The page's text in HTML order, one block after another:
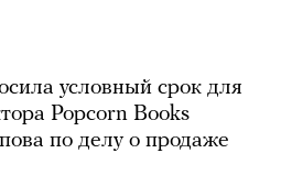
условный срок для
Popcorn Books
по делу о продаже